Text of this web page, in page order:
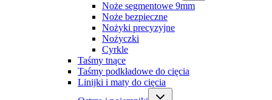
Noże segmentowe 9mm
Noże bezpieczne
Nożyki precyzyjne
Nożyczki
Cyrkle
Taśmy tnące
Taśmy podkładowe do cięcia
Linijki i maty do cięcia